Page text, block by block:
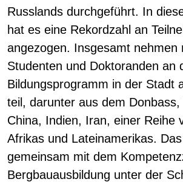
Russlands durchgeführt. In
hat es eine Rekordzahl an
angezogen. Insgesamt nehmen
Studenten und Doktoranden an
Bildungsprogramm in der Stadt
teil, darunter aus dem
China, Indien, Iran, einer Reihe
Afrikas und Lateinamerikas.
gemeinsam mit dem
Bergbauausbildung unter der